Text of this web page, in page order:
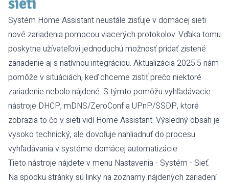
sieti
Systém Home Assistant neustále zisťuje v domácej sieti
nové zariadenia pomocou viacerých protokolov. Vďaka tomu
poskytne užívateľovi jednoduchú možnosť pridať zistené
zariadenie aj s natívnou integráciou. Aktualizácia 2025.5 nám
pomôže v situáciách, keď chceme zistiť prečo niektoré
zariadenie nebolo nájdené. S týmto pomôžu vyhľadávacie
nástroje DHCP, mDNS/ZeroConf a UPnP/SSDP, ktoré
zobrazia to čo v sieti vidí Home Assistant. Výsledný obsah je
vysoko technický, ale dovoľuje nahliadnuť do procesu
vyhľadávania v systéme domácej automatizácie.
Tieto nástroje nájdete v menu Nastavenia - Systém - Sieť.
Na spodku stránky sú linky na zoznamy nájdených zariadení